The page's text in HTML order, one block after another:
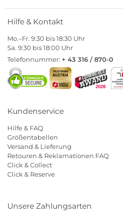
Hilfe & Kontakt
Mo.–Fr. 9:30 bis 18:30 Uhr
Sa. 9:30 bis 18:00 Uhr
Telefonnummer: + 43 316 / 870-0
Kundenservice
Hilfe & FAQ
Größentabellen
Versand & Lieferung
Retouren & Reklamationen FAQ
Click & Collect
Click & Reserve
Unsere Zahlungsarten